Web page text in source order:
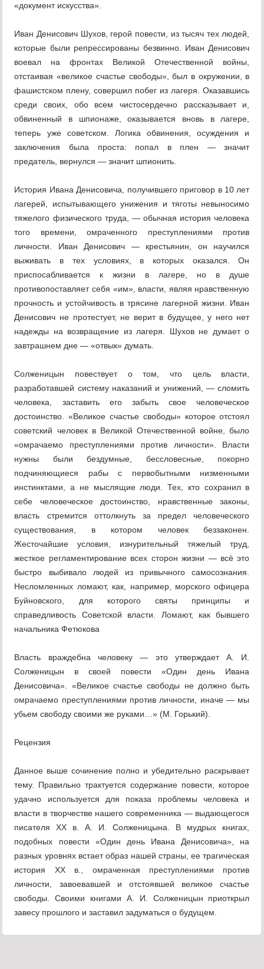
«документ искусства».
Иван Денисович Шухов, герой повести, из тысяч тех людей,
которые были репрессированы безвинно. Иван Денисович
воевал на фронтах Ве­ликой Отечественной войны,
отстаивая «великое счастье свободы», был в окружении, в
фашистском плену, совершил побег из лагеря. Оказавшись
среди своих, обо всем чистосердечно рассказывает и,
обвиненный в шпиона­же, оказывается вновь в лагере,
теперь уже советском. Логика обвинения, осуждения и
заключения была проста: попал в плен — значит
предатель, вернулся — значит шпионить.
История Ивана Денисовича, получившего приговор в 10 лет
лагерей, испытывающего унижения и тяготы невыносимо
тяжелого физического тру­да, — обычная история человека
того времени, омраченного преступления­ми против
личности. Иван Денисович — крестьянин, он научился
выжи­вать в тех условиях, в которых оказался. Он
приспосабливается к жизни в лагере, но в душе
противопоставляет себя «им», власти, являя нравствен­ную
прочность и устойчивость в трясине лагерной жизни. Иван
Денисо­вич не протестует, не верит в будущее, у него нет
надежды на возвращение из лагеря. Шухов не думает о
завтрашнем дне — «отвык» думать.
Солженицын повествует о том, что цель власти,
разработавшей систе­му наказаний и унижений, — сломить
человека, заставить его забыть свое человеческое
достоинство. «Великое счастье свободы» которое отстоял
со­ветский человек в Великой Отечественной войне, было
«омрачаемо преступ­лениями против личности». Власти
нужны были бездумные, бессловесные, покорно
подчиняющиеся рабы с первобытными низменными
инстинкта­ми, а не мыслящие люди. Тех, кто сохранил в
себе человеческое достоинст­во, нравственные законы,
власть стремится оттолкнуть за предел челове­ческого
существования, в котором человек беззаконен.
Жесточайшие усло­вия, изнурительный тяжелый труд,
жесткое регламентирование всех сторон жизни — всё это
быстро выбивало людей из привычного самосознания.
Несломленных ломают, как, например, морского офицера
Буйновского, для которого святы принципы и
справедливость Советской власти. Ломают, как бывшего
начальника Фетюкова
Власть враждебна человеку — это утверждает А. И.
Солженицын в своей повести «Один день Ивана
Денисовича». «Великое счастье свободы не должно быть
омрачаемо преступлениями против личности, иначе — мы
убьем свободу своими же руками…» (М. Горький).
Рецензия
Данное выше сочинение полно и убедительно раскрывает
тему. Пра­вильно трактуется содержание повести, которое
удачно используется для показа проблемы человека и
власти в творчестве нашего современника — выдающегося
писателя XX в. А. И. Солженицына. В мудрых книгах,
подоб­ных повести «Один день Ивана Денисовича», на
разных уровнях встает образ нашей страны, ее трагическая
история XX в., омраченная преступ­лениями против
личности, завоевавшей и отстоявшей великое счастье
свобо­ды. Своими книгами А. И. Солженицын приоткрыл
завесу прошлого и заста­вил задуматься о будущем.